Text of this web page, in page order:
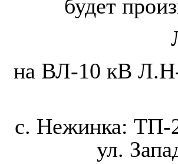
будет
на ВЛ-10 кВ Л.Н-
с. Нежинка: ТП-
ул.